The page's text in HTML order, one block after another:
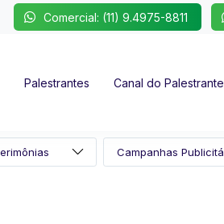
Comercial: (11) 9.4975-8811
Palestrantes Canal do Palestrante